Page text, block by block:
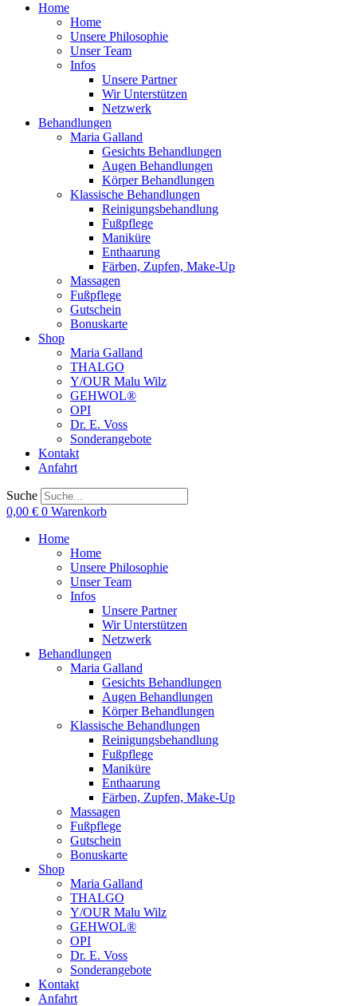
Home
Home
Unsere Philosophie
Unser Team
Infos
Unsere Partner
Wir Unterstützen
Netzwerk
Behandlungen
Maria Galland
Gesichts Behandlungen
Augen Behandlungen
Körper Behandlungen
Klassische Behandlungen
Reinigungsbehandlung
Fußpflege
Maniküre
Enthaarung
Färben, Zupfen, Make-Up
Massagen
Fußpflege
Gutschein
Bonuskarte
Shop
Maria Galland
THALGO
Y/OUR Malu Wilz
GEHWOL®
OPI
Dr. E. Voss
Sonderangebote
Kontakt
Anfahrt
Suche
0,00 € 0 Warenkorb
Home
Home
Unsere Philosophie
Unser Team
Infos
Unsere Partner
Wir Unterstützen
Netzwerk
Behandlungen
Maria Galland
Gesichts Behandlungen
Augen Behandlungen
Körper Behandlungen
Klassische Behandlungen
Reinigungsbehandlung
Fußpflege
Maniküre
Enthaarung
Färben, Zupfen, Make-Up
Massagen
Fußpflege
Gutschein
Bonuskarte
Shop
Maria Galland
THALGO
Y/OUR Malu Wilz
GEHWOL®
OPI
Dr. E. Voss
Sonderangebote
Kontakt
Anfahrt